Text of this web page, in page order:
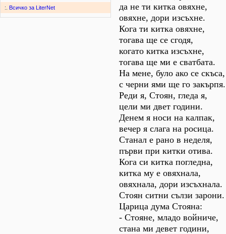
:. Всичко за LiterNet
да не ти китка овяхне,
овяхне, дори изсъхне.
Кога ти китка овяхне,
тогава ще се сгодя,
когато китка изсъхне,
тогава ще ми е сватбата.
На мене, було ако се скъса,
с черни ями ще го закърпя.
Реди я, Стоян, гледа я,
цели ми двет години.
Денем я носи на калпак,
вечер я слага на росица.
Станал е рано в неделя,
първи при китки отива.
Кога си китка погледна,
китка му е овяхнала,
овяхнала, дори изсъхнала.
Стоян ситни сълзи зарони.
Царица дума Стояна:
- Стояне, младо войниче,
стана ми девет години,